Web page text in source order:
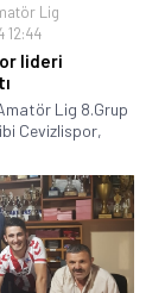
Lig
12:44
lideri
Lig 8.Grup
Cevizlispor,